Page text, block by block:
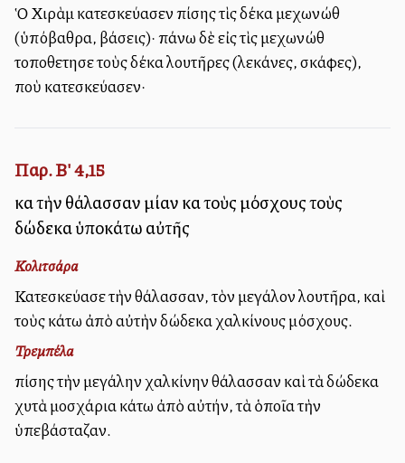
Ὁ Χιρὰμ κατεσκεύασεν ἐπίσης τὶς δέκα μεχωνώθ
(ὑπόβαθρα, βάσεις)· ἐπάνω δὲ εἰς τὶς μεχωνώθ
ἐτοποθετησε τοὺς δέκα λουτῆρες (λεκάνες, σκάφες),
ποὺ κατεσκεύασεν·
Παρ. Β' 4,15
καὶ τὴν θάλασσαν μίαν καὶ τοὺς μόσχους τοὺς
δώδεκα ὑποκάτω αὐτῆς
Κολιτσάρα
Κατεσκεύασε τὴν θάλασσαν, τὸν μεγάλον λουτῆρα, καὶ
τοὺς κάτω ἀπὸ αὐτὴν δώδεκα χαλκίνους μόσχους.
Τρεμπέλα
ἐπίσης τὴν μεγάλην χαλκίνην θάλασσαν καὶ τὰ δώδεκα
χυτὰ μοσχάρια κάτω ἀπὸ αὐτήν, τὰ ὁποῖα τὴν
ὑπεβάσταζαν.